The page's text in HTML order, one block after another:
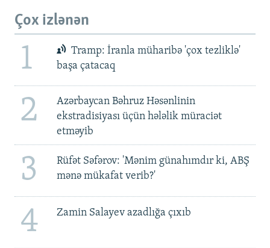
Çox izlənən
1
Tramp: İranla müharibə 'çox tezliklə'
başa çatacaq
2
Azərbaycan Bəhruz Həsənlinin
ekstradisiyası üçün hələlik müraciət
etməyib
3
Rüfət Səfərov: 'Mənim günahımdır ki, ABŞ
mənə mükafat verib?'
4 Zamin Salayev azadlığa çıxıb